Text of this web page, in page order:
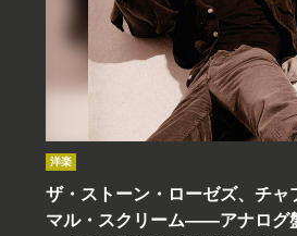
洋楽
ザ・ストーン・ローゼズ、チャ
マル・スクリーム――アナログ